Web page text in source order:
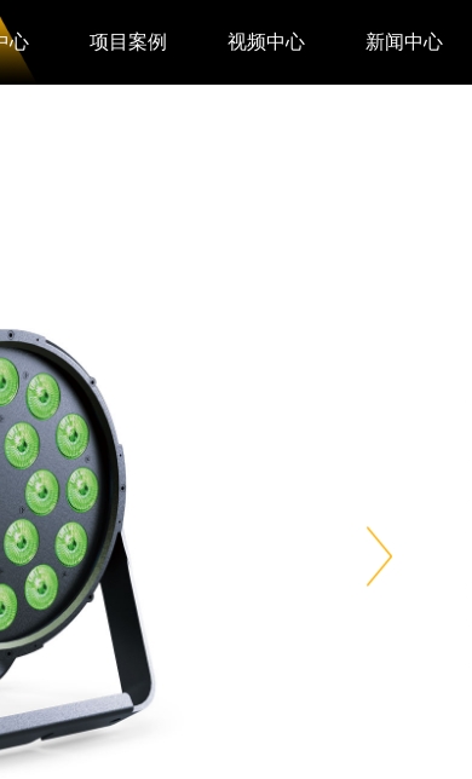
心 项目案例 视频中心 新闻中心